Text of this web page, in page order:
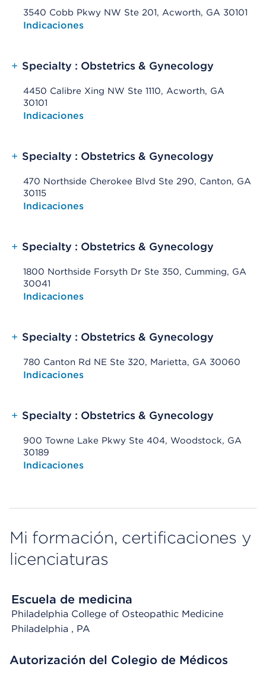
3540 Cobb Pkwy NW Ste 201, Acworth, GA 30101
Opens native map application on mobile devices
Indicaciones
+ Specialty : Obstetrics & Gynecology
4450 Calibre Xing NW Ste 1110, Acworth, GA
30101
Opens native map application on mobile devices
Indicaciones
+ Specialty : Obstetrics & Gynecology
470 Northside Cherokee Blvd Ste 290, Canton, GA
30115
Opens native map application on mobile devices
Indicaciones
+ Specialty : Obstetrics & Gynecology
1800 Northside Forsyth Dr Ste 350, Cumming, GA
30041
Opens native map application on mobile devices
Indicaciones
+ Specialty : Obstetrics & Gynecology
780 Canton Rd NE Ste 320, Marietta, GA 30060
Opens native map application on mobile devices
Indicaciones
+ Specialty : Obstetrics & Gynecology
900 Towne Lake Pkwy Ste 404, Woodstock, GA
30189
Opens native map application on mobile devices
Indicaciones
Mi formación, certificaciones y
licenciaturas
Escuela de medicina
Philadelphia College of Osteopathic Medicine
Philadelphia , PA
Autorización del Colegio de Médicos